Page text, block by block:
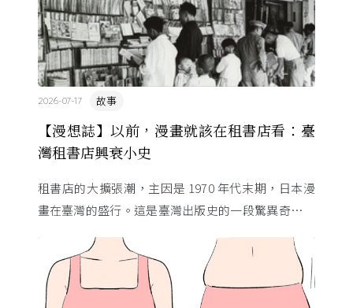
【漫想誌】以前，漫畫就該在租書店看：臺
灣租書店興衰小史
故事
2026-07-17
租書店的大擴張潮，主因是 1970 年代末期，日本漫
畫在臺灣的盛行。這是臺灣出版史的一段驚異奇航。
的協定保護 ...